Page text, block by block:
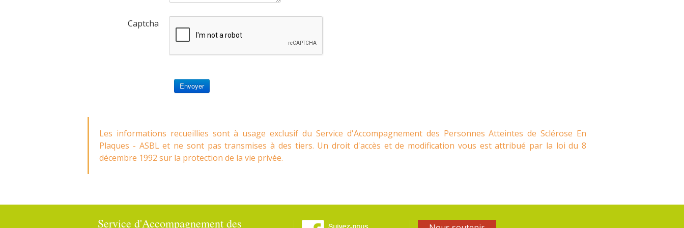
Captcha
Envoyer
Les informations recueillies sont à usage exclusif du Service d'Accompagnement des Personnes Atteintes de Sclérose En
Plaques - ASBL et ne sont pas transmises à des tiers. Un droit d'accès et de modification vous est attribué par la loi du 8
décembre 1992 sur la protection de la vie privée.
Service d'Accompagnement des